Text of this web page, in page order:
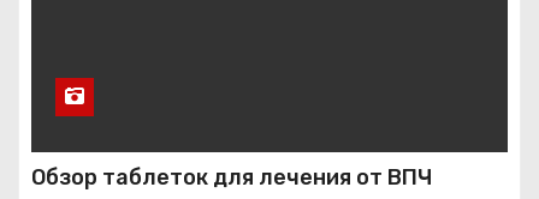
Обзор таблеток для лечения от ВПЧ